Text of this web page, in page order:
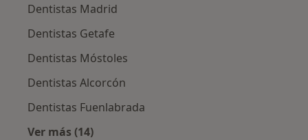
Dentistas Madrid
Dentistas Getafe
Dentistas Móstoles
Dentistas Alcorcón
Dentistas Fuenlabrada
Ver más (14)